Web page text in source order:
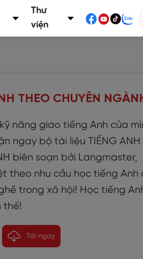
Thư
viện
THEO CHUYÊN
năng giao tiếng Anh của
ngay bộ tài liệu TIẾNG ANH
biên soạn bởi Langmaster,
theo nhu cầu học tiếng Anh
trong xã hội! Học tiếng
thế!
Tải ngay